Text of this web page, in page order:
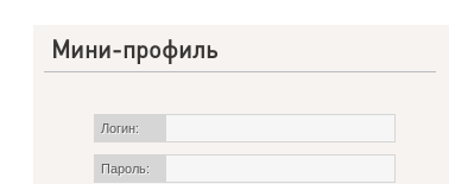
Мини-профиль
Логин:
Пароль: